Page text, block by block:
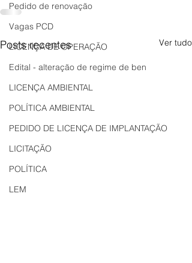
Pedido de renovação
Vagas PCD
LICENÇA DE OPERAÇÃO
Edital - alteração de regime de ben
LICENÇA AMBIENTAL
POLÍTICA AMBIENTAL
PEDIDO DE LICENÇA DE IMPLANTAÇÃO
LICITAÇÃO
POLÍTICA
LEM
Posts recentes Ver tudo